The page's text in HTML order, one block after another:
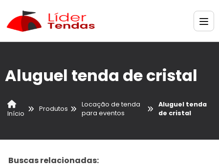
Aluguel tenda de cristal
Início
Produtos
Locação de tenda
para eventos
Aluguel tenda
de cristal
Buscas relacionadas: